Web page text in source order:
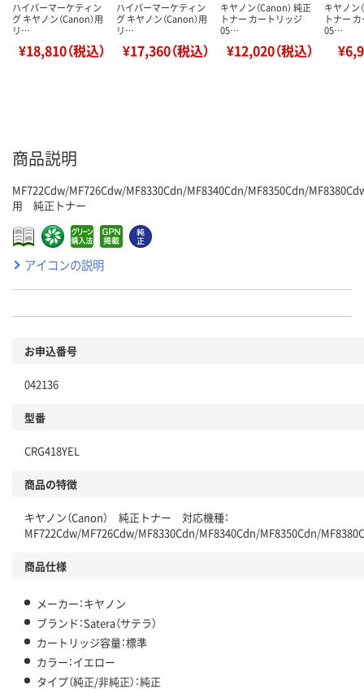
ハイパーマーケティン
グ キヤノン（Canon）用
リ…
¥18,810（税込）
ハイパーマーケティン
グ キヤノン（Canon）用
リ…
¥17,360（税込）
キヤノン（Canon） 純正
トナー カートリッジ
05…
¥12,020（税込）
キヤノン
トナー
05…
商品説明
MF722Cdw/MF726Cdw/MF8330Cdn/MF8340Cdn/MF8350Cdn/
用 純正トナー
アイコンの説明
お申込番号
042136
型番
CRG418YEL
商品の特徴
キヤノン（Canon） 純正トナー 対応機種：
MF722Cdw/MF726Cdw/MF8330Cdn/MF8340Cdn/MF8350Cdn/
商品仕様
メーカー：キヤノン
ブランド：Satera（サテラ）
カートリッジ容量：標準
カラー：イエロー
タイプ（純正/非純正）：純正